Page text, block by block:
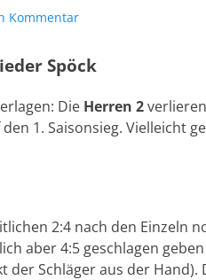
Kommentar
Spöck
Die Herren 2
1. Saisonsieg. Vielleicht
2:4 nach den Einzeln
aber 4:5 geschlagen
der Schläger aus der Hand).